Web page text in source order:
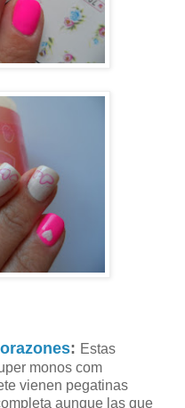
: Estas
monos com
vienen pegatinas
aunque las que